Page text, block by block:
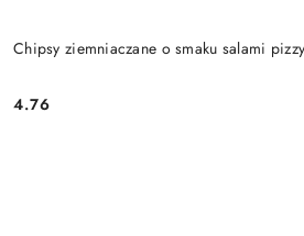
Chipsy ziemniaczane o smaku salami
Cena:
4.76